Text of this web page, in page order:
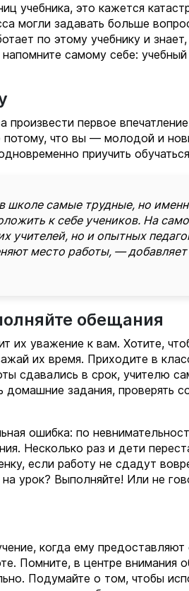
учебника, это кажется
могли задавать больше
по этому учебнику и
самому себе:
первое
что вы — молодой и
приучить
самые трудные, но
к себе учеников. На
учителей, но и опытных
место работы, — добавляет
обещания
их уважение к вам. Хотите,
их время. Приходите в
сдавались в срок, учителю
задания, проверять
ошибка: по
Несколько раз и дети
если работу не сдадут
урок? Выполняйте! Или не
когда ему предоставляют
Помните, в центре внимания
Подумайте о том, чтобы